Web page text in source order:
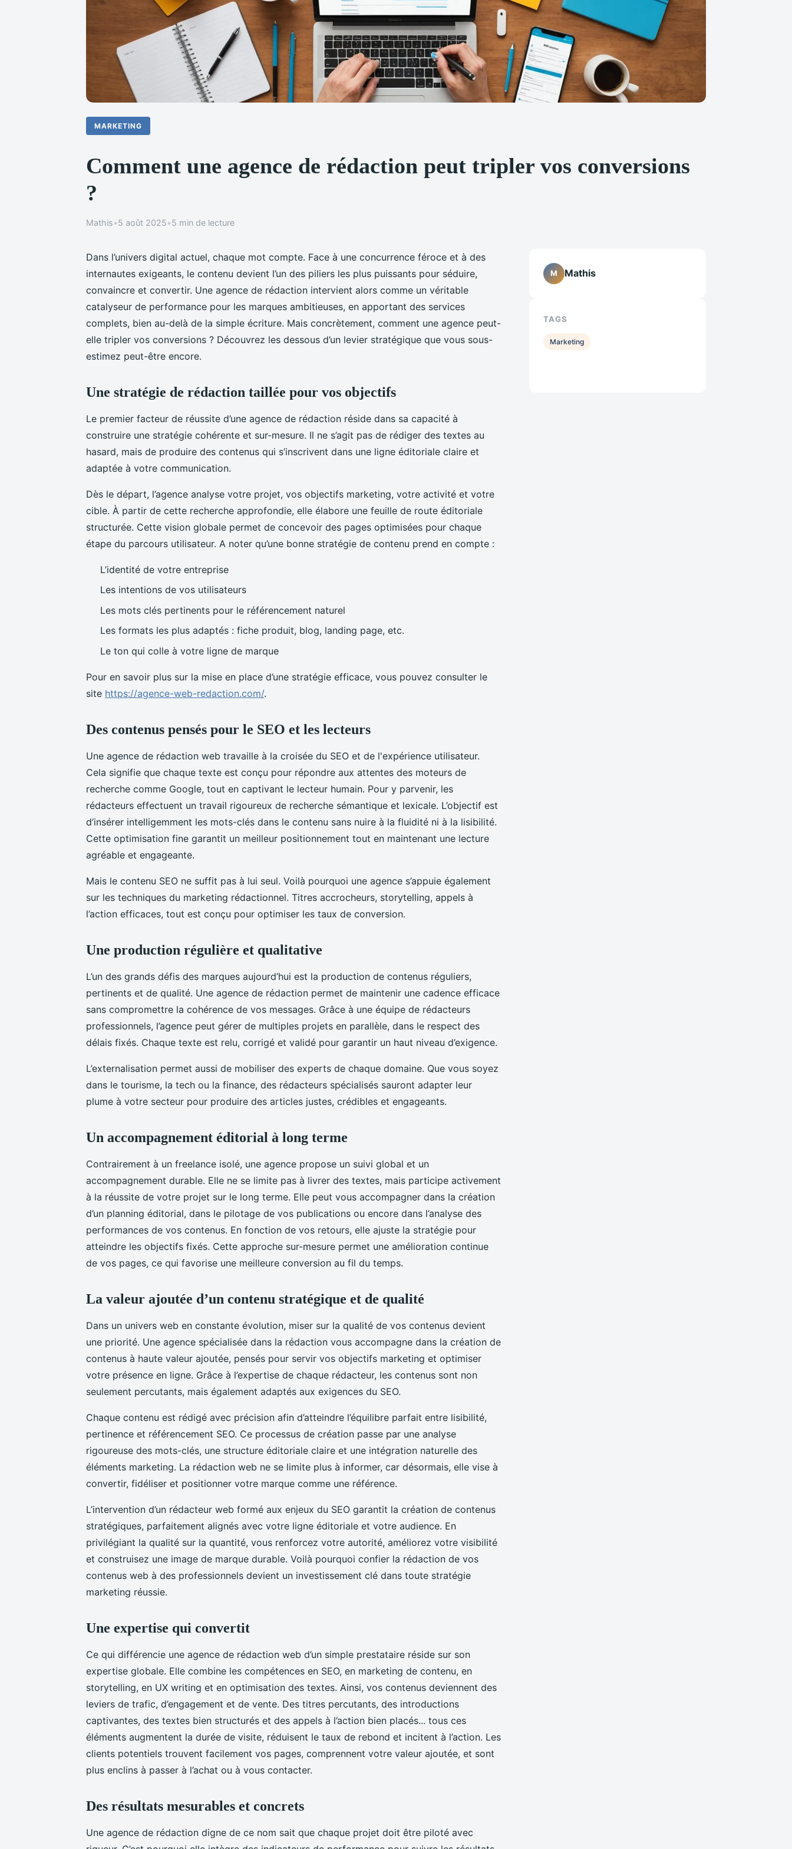
MARKETING
Comment une agence de rédaction peut tripler vos conversions
?
Mathis•5 août 2025•5 min de lecture
Dans l’univers digital actuel, chaque mot compte. Face à une concurrence féroce et à des
internautes exigeants, le contenu devient l’un des piliers les plus puissants pour séduire,
convaincre et convertir. Une agence de rédaction intervient alors comme un véritable
catalyseur de performance pour les marques ambitieuses, en apportant des services
complets, bien au-delà de la simple écriture. Mais concrètement, comment une agence peut-
elle tripler vos conversions ? Découvrez les dessous d’un levier stratégique que vous sous-
estimez peut-être encore.
Une stratégie de rédaction taillée pour vos objectifs
Le premier facteur de réussite d’une agence de rédaction réside dans sa capacité à
construire une stratégie cohérente et sur-mesure. Il ne s’agit pas de rédiger des textes au
hasard, mais de produire des contenus qui s’inscrivent dans une ligne éditoriale claire et
adaptée à votre communication.
Dès le départ, l’agence analyse votre projet, vos objectifs marketing, votre activité et votre
cible. À partir de cette recherche approfondie, elle élabore une feuille de route éditoriale
structurée. Cette vision globale permet de concevoir des pages optimisées pour chaque
étape du parcours utilisateur. A noter qu’une bonne stratégie de contenu prend en compte :
L’identité de votre entreprise
Les intentions de vos utilisateurs
Les mots clés pertinents pour le référencement naturel
Les formats les plus adaptés : fiche produit, blog, landing page, etc.
Le ton qui colle à votre ligne de marque
Pour en savoir plus sur la mise en place d’une stratégie efficace, vous pouvez consulter le
site https://agence-web-redaction.com/.
Des contenus pensés pour le SEO et les lecteurs
Une agence de rédaction web travaille à la croisée du SEO et de l'expérience utilisateur.
Cela signifie que chaque texte est conçu pour répondre aux attentes des moteurs de
recherche comme Google, tout en captivant le lecteur humain. Pour y parvenir, les
rédacteurs effectuent un travail rigoureux de recherche sémantique et lexicale. L’objectif est
d’insérer intelligemment les mots-clés dans le contenu sans nuire à la fluidité ni à la lisibilité.
Cette optimisation fine garantit un meilleur positionnement tout en maintenant une lecture
agréable et engageante.
Mais le contenu SEO ne suffit pas à lui seul. Voilà pourquoi une agence s’appuie également
sur les techniques du marketing rédactionnel. Titres accrocheurs, storytelling, appels à
l’action efficaces, tout est conçu pour optimiser les taux de conversion.
Une production régulière et qualitative
L’un des grands défis des marques aujourd’hui est la production de contenus réguliers,
pertinents et de qualité. Une agence de rédaction permet de maintenir une cadence efficace
sans compromettre la cohérence de vos messages. Grâce à une équipe de rédacteurs
professionnels, l’agence peut gérer de multiples projets en parallèle, dans le respect des
délais fixés. Chaque texte est relu, corrigé et validé pour garantir un haut niveau d’exigence.
L’externalisation permet aussi de mobiliser des experts de chaque domaine. Que vous soyez
dans le tourisme, la tech ou la finance, des rédacteurs spécialisés sauront adapter leur
plume à votre secteur pour produire des articles justes, crédibles et engageants.
Un accompagnement éditorial à long terme
Contrairement à un freelance isolé, une agence propose un suivi global et un
accompagnement durable. Elle ne se limite pas à livrer des textes, mais participe activement
à la réussite de votre projet sur le long terme. Elle peut vous accompagner dans la création
d’un planning éditorial, dans le pilotage de vos publications ou encore dans l’analyse des
performances de vos contenus. En fonction de vos retours, elle ajuste la stratégie pour
atteindre les objectifs fixés. Cette approche sur-mesure permet une amélioration continue
de vos pages, ce qui favorise une meilleure conversion au fil du temps.
La valeur ajoutée d’un contenu stratégique et de qualité
Dans un univers web en constante évolution, miser sur la qualité de vos contenus devient
une priorité. Une agence spécialisée dans la rédaction vous accompagne dans la création de
contenus à haute valeur ajoutée, pensés pour servir vos objectifs marketing et optimiser
votre présence en ligne. Grâce à l’expertise de chaque rédacteur, les contenus sont non
seulement percutants, mais également adaptés aux exigences du SEO.
Chaque contenu est rédigé avec précision afin d’atteindre l’équilibre parfait entre lisibilité,
pertinence et référencement SEO. Ce processus de création passe par une analyse
rigoureuse des mots-clés, une structure éditoriale claire et une intégration naturelle des
éléments marketing. La rédaction web ne se limite plus à informer, car désormais, elle vise à
convertir, fidéliser et positionner votre marque comme une référence.
L’intervention d’un rédacteur web formé aux enjeux du SEO garantit la création de contenus
stratégiques, parfaitement alignés avec votre ligne éditoriale et votre audience. En
privilégiant la qualité sur la quantité, vous renforcez votre autorité, améliorez votre visibilité
et construisez une image de marque durable. Voilà pourquoi confier la rédaction de vos
contenus web à des professionnels devient un investissement clé dans toute stratégie
marketing réussie.
Une expertise qui convertit
Ce qui différencie une agence de rédaction web d’un simple prestataire réside sur son
expertise globale. Elle combine les compétences en SEO, en marketing de contenu, en
storytelling, en UX writing et en optimisation des textes. Ainsi, vos contenus deviennent des
leviers de trafic, d’engagement et de vente. Des titres percutants, des introductions
captivantes, des textes bien structurés et des appels à l’action bien placés... tous ces
éléments augmentent la durée de visite, réduisent le taux de rebond et incitent à l’action. Les
clients potentiels trouvent facilement vos pages, comprennent votre valeur ajoutée, et sont
plus enclins à passer à l’achat ou à vous contacter.
Des résultats mesurables et concrets
Une agence de rédaction digne de ce nom sait que chaque projet doit être piloté avec
M Mathis
TAGS
Marketing